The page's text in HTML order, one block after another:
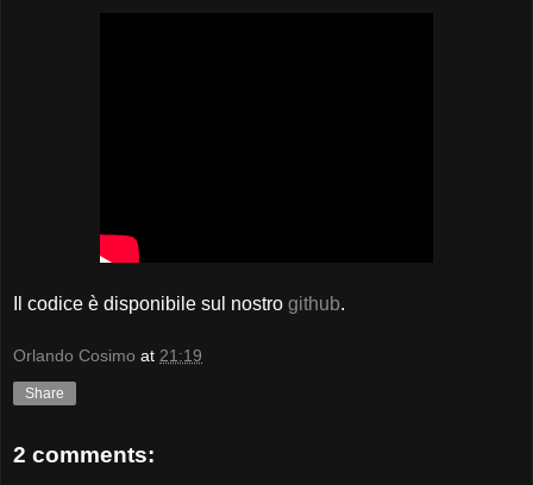
Il codice è disponibile sul nostro github.
Orlando Cosimo at 21:19
Share
2 comments: